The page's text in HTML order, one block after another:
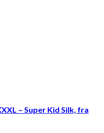
– Super Kid Silk, fra